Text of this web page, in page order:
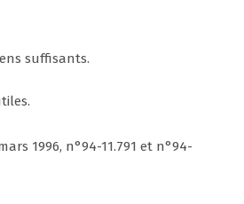
suffisants.
1996, n°94-11.791 et n°94-